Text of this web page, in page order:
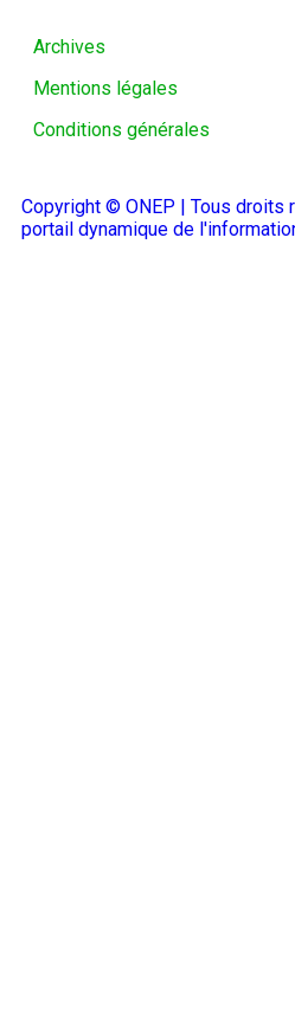
Archives
Mentions légales
Conditions générales
Copyright © ONEP | Tous droits
portail dynamique de